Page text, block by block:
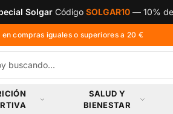
Solgar Código SOLGAR10 — 10%
compras iguales o superiores a 20 €
SALUD Y
BIENESTAR